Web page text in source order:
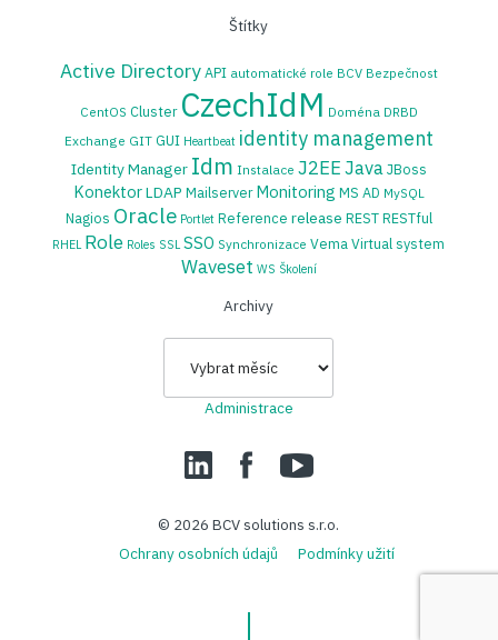
Štítky
Active DirectoryAPI automatické role BCV Bezpečnost
CentOS Cluster CzechIdM Doména DRBD
Exchange GIT GUI Heartbeat identity management
Identity Manager Idm Instalace J2EEJavaJBoss
KonektorLDAP Mailserver Monitoring MS AD MySQL
Nagios Oracle Portlet Reference release RESTRESTful
RHEL Role Roles SSL SSO Synchronizace Vema Virtual system
Waveset WS Školení
Archivy
Archivy
Administrace
LinedIn Facebook
© 2026BCV solutions s.r.o.
Ochrany osobních údajů
Podmínky užití